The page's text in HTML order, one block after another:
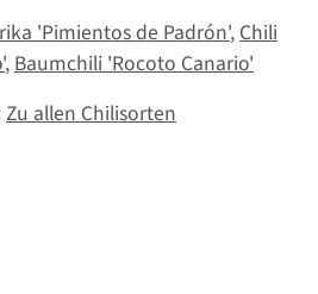
'Pimientos de Padrón',Chili
,Baumchili 'Rocoto Canario'
Zu allen Chilisorten